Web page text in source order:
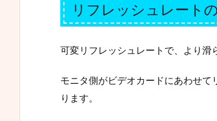
リフレッシュレート
可変リフレッシュレートで、より滑
モニタ側がビデオカードにあわせ
ります。